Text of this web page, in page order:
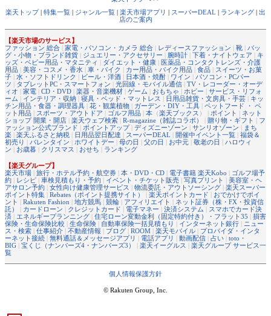
楽天トップ
特集一覧 ジャンル一覧 楽天市場アプリ スーパーDEAL ランキング
出
店のご案内
【楽天市場のサービス】
ファッション 総合
家電・パソコン・カメラ 総合 レディースファッション 靴
バッ
グ・小物・ブランド雑貨
ジュエリー・アクセサリー 腕時計 下着・ナイトウェア
キ
ッズ・ベビー用品・マタニティ
ダイエット・健康
医薬品・コンタクトレンズ・介護
用品
美容・コスメ・香水 車・バイク カー用品・バイク用品 食品
スイーツ・お菓
子
水・ソフトドリンク ビール・洋酒 日本酒・焼酎 ワイン
パソコン・PCパー
ツ
タブレットPC・スマートフォン 光回線・モバイル通信
TV・レコーダー・オーデ
ィオ
家電 CD・DVD 楽器・音楽機材 ゲーム おもちゃ ホビー
サービス・リフォ
ーム
インテリア・収納 寝具・ベッド・マットレス 日用品雑貨・文房具・手芸
キッ
チン用品・食器・調理器具
花・観葉植物 ガーデン・DIY・工具
ペットフード ・ ペ
ット用品
スポーツ・アウトドア ゴルフ用品 本 （楽天ブックス ） | ポイント
ネット
ショップ 開業・開店
楽天ウェブ検索 R-magazine（雑誌コラボ） 贈り物・ギフト
フ
ァッション公式ブランド
ポイントアップ ディズニーゾーン サンリオゾーン
まち
楽
楽天ふるさと納税 日用品翌日配達 スーパーDEAL 開催中イベント一覧
福袋＆
初売り
バレンタイン ホワイトデー 母の日 父の日 お中元 敬老の日
ハロウィ
ン
お歳暮 クリスマス おせち ランキング
【楽天グループ】
楽天市場
旅行・ホテル予約・航空券 本・DVD・CD 電子書籍 楽天Kobo
ゴルフ場予
約
レシピ 車検見積もり・予約 イベント・チケット販売 写真プリント
美容室・ヘ
アサロン予約
女性向け健康管理サービス 物流委託・アウトソーシング
楽天スーパー
ポイント特集
Rebates（ポイント提携サイト） 楽天ポイントカード
おでかけでポイ
ント
Rakuten Fashion 地方競馬 競輪 アフィリエイト
ネット証券（株・FX・投資信
託）
カードローン クレジットカード 電子マネー 決済システム
スマホでカード決
済
エネルギープランニング 住宅ローン変動金利（固定特約付き）・フラット35
損害
保険・生命保険比較
生命保険 自動車保険一括見積もり インターネット銀行
ニュー
ス・検索
仕事紹介 不動産情報 ブログ ROOM 楽天モバイル
プロバイダ・インタ
ーネット接続
無料通話＆メッセージアプリ 電話アプリ 動画配信 占い
toto・
BIG
宝くじ（ナンバーズ4・ナンバーズ3） 楽天イーグルス
楽天グループ サービス一
覧
個人情報保護方針
© Rakuten Group, Inc.